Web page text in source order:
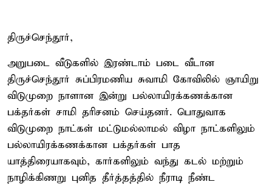
திருச்செந்தூர்,
அறுபடை வீடுகளில் இரண்டாம் படை வீடான
திருச்செந்தூர் சுப்பிரமணிய சுவாமி கோவிலில் ஞாயிறு
விடுமுறை நாளான இன்று பல்லாயிரக்கணக்கான
பக்தர்கள் சாமி தரிசனம் செய்தனர். பொதுவாக
விடுமுறை நாட்கள் மட்டுமல்லாமல் விழா நாட்களிலும்
பல்லாயிரக்கணக்கான பக்தர்கள் பாத
யாத்திரையாகவும், கார்களிலும் வந்து கடல் மற்றும்
நாழிக்கிணறு புனித தீர்த்தத்தில் நீராடி நீண்ட